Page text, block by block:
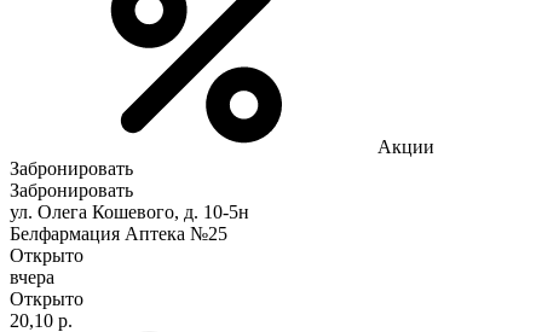
Акции
Забронировать
Забронировать
ул. Олега Кошевого, д. 10-5н
Белфармация Аптека №25
Открыто
вчера
Открыто
20,10 р.